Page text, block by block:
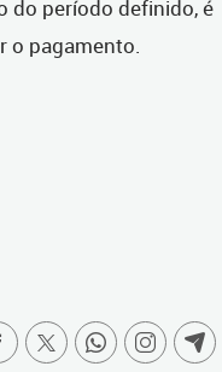
do período definido, é
o pagamento.